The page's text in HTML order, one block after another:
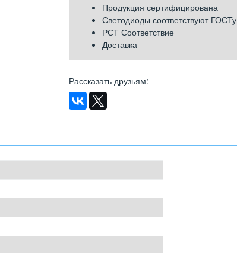
Продукция сертифицирована
Светодиоды соответствуют ГОСТу
РСТ Соответствие
Доставка
Рассказать друзьям: